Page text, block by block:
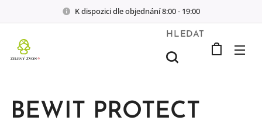
K dispozici dle objednání 8:00 - 19:00
HLEDAT
BEWIT PROTECT